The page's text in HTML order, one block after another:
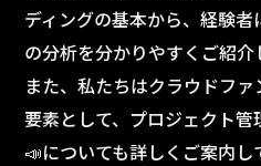
ディングの基本から、経験
の分析を分かりやすくご紹介
また、私たちはクラウドフ
要素として、プロジェクト
📣についても詳しくご案内し